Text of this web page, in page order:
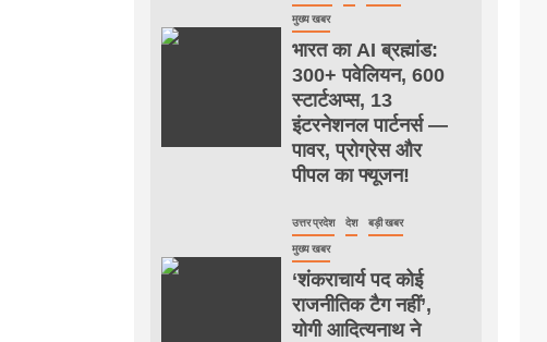
मुख्य खबर
भारत का AI ब्रह्मांड:
300+ पवेलियन, 600
स्टार्टअप्स, 13
इंटरनेशनल पार्टनर्स —
पावर, प्रोग्रेस और
पीपल का फ्यूजन!
उत्तर प्रदेश देश बड़ी खबर
मुख्य खबर
‘शंकराचार्य पद कोई
राजनीतिक टैग नहीं’,
योगी आदित्यनाथ ने